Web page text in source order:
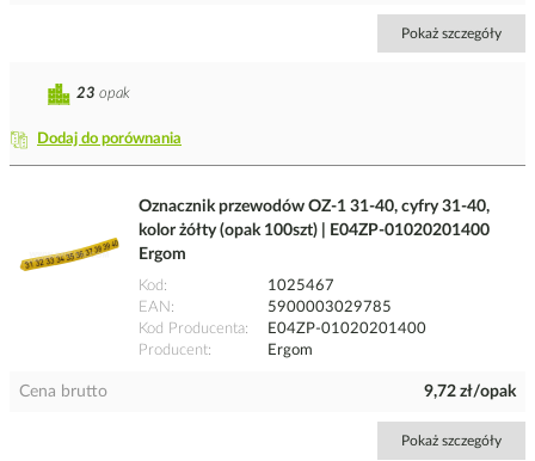
Pokaż szczegóły
Dodaj do porównania
23 opak
Oznacznik przewodów OZ-1 31-40, cyfry 31-40,
kolor żółty (opak 100szt) | E04ZP-01020201400
Ergom
Kod
1025467
EAN
5900003029785
Kod Producenta
E04ZP-01020201400
Producent
Ergom
Cena brutto 9,72 zł/opak
Pokaż szczegóły